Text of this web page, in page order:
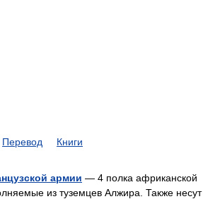
Перевод Книги
армии — 4 полка африканской
из туземцев Алжира. Также несут